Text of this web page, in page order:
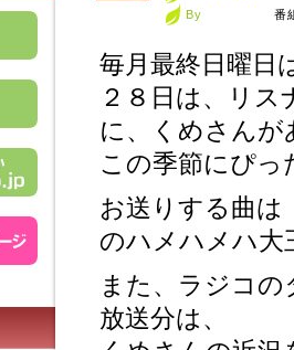
By
番
毎月最終日曜日
２８日は、リ
に、くめさんが
この季節にぴっ
お送りする曲は
のハメハメハ大
また、ラジコ
放送分は、